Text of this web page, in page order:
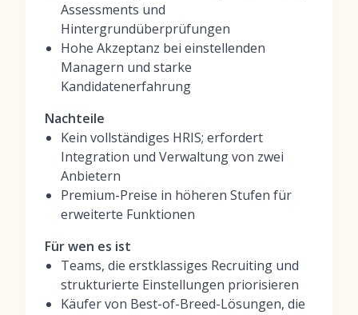
Assessments und
Hintergrundüberprüfungen
Hohe Akzeptanz bei einstellenden
Managern und starke
Kandidatenerfahrung
Nachteile
Kein vollständiges HRIS; erfordert
Integration und Verwaltung von zwei
Anbietern
Premium-Preise in höheren Stufen für
erweiterte Funktionen
Für wen es ist
Teams, die erstklassiges Recruiting und
strukturierte Einstellungen priorisieren
Käufer von Best-of-Breed-Lösungen, die